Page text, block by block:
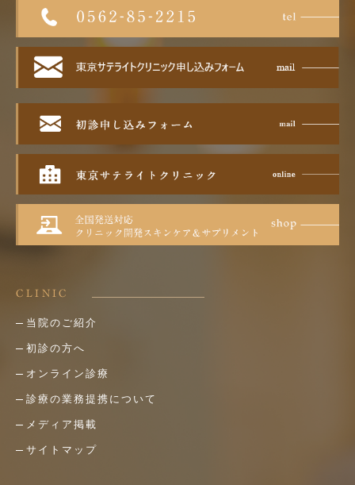
CLINIC
当院のご紹介
初診の方へ
オンライン診療
診療の業務提携について
メディア掲載
サイトマップ